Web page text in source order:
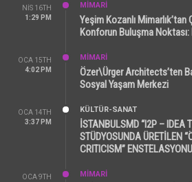
NIS 16TH
1:29 PM
MİMARİ
Yeşim Kozanlı Mimarlık’tan
Konforun Buluşma Noktası:
OCA 15TH
4:02 PM
MİMARİ
Özer\Ürger Architects’ten
Sosyal Yaşam Merkezi
OCA 14TH
3:37 PM
KÜLTÜR-SANAT
İSTANBULSMD “I2P – IDEA
STÜDYOSUNDA ÜRETİLEN
CRITICISM”
OCA 9TH
MİMARİ